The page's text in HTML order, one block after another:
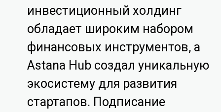
инвестиционный холдинг
обладает широким набором
финансовых инструментов, а
Astana Hub создал уникальную
экосистему для развития
стартапов. Подписание